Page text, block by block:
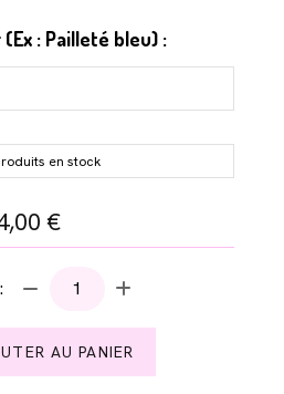
: Pailleté bleu) :
en stock
€
AU PANIER